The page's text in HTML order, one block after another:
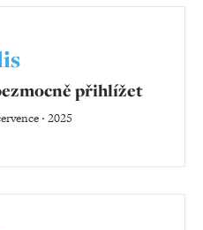
přihlížet
‧ 2025